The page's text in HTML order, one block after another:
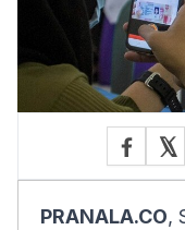
PRANALA.CO,